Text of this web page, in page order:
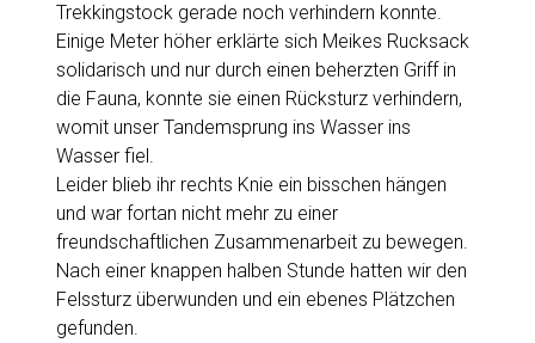
Trekkingstock gerade noch verhindern konnte.
Einige Meter höher erklärte sich Meikes Rucksack
solidarisch und nur durch einen beherzten Griff in
die Fauna, konnte sie einen Rücksturz verhindern,
womit unser Tandemsprung ins Wasser ins
Wasser fiel.
Leider blieb ihr rechts Knie ein bisschen hängen
und war fortan nicht mehr zu einer
freundschaftlichen Zusammenarbeit zu bewegen.
Nach einer knappen halben Stunde hatten wir den
Felssturz überwunden und ein ebenes Plätzchen
gefunden.